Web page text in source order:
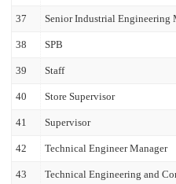
37 Senior Industrial Engineering
38 SPB
39 Staff
40 Store Supervisor
41 Supervisor
42 Technical Engineer Manager
43 Technical Engineering and